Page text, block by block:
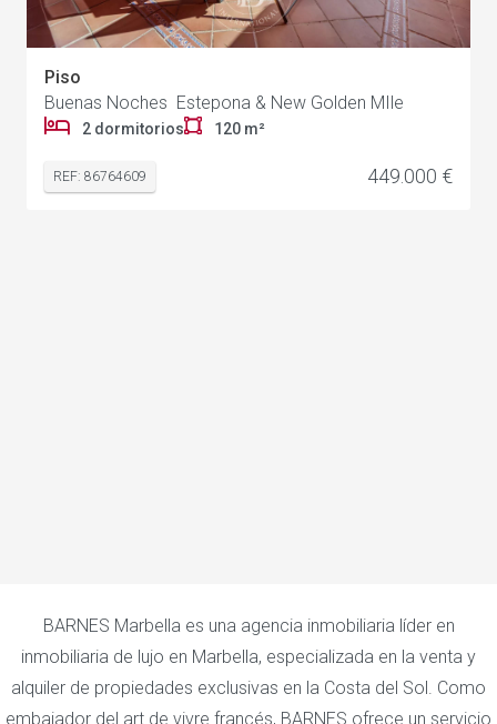
Piso
Buenas Noches Estepona & New Golden MIle
2 dormitorios 120 m²
REF: 86764609 449.000 €
BARNES Marbella es una agencia inmobiliaria líder en
inmobiliaria de lujo en Marbella, especializada en la venta y
alquiler de propiedades exclusivas en la Costa del Sol. Como
embajador del art de vivre francés, BARNES ofrece un servicio